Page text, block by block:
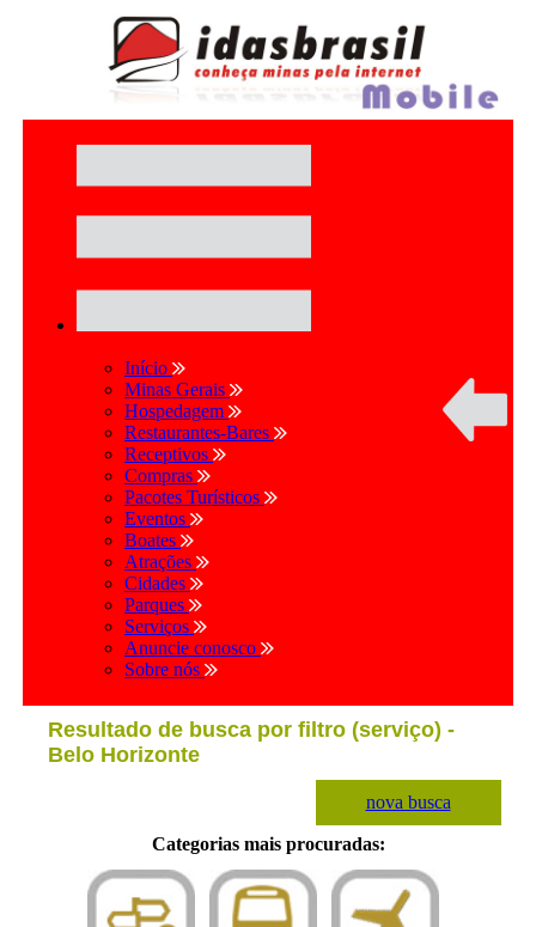
Início
Minas Gerais
Hospedagem
Restaurantes-Bares
Receptivos
Compras
Pacotes Turísticos
Eventos
Boates
Atrações
Cidades
Parques
Serviços
Anuncie conosco
Sobre nós
Resultado de busca por filtro (serviço) -
Belo Horizonte
nova busca
Categorias mais procuradas: